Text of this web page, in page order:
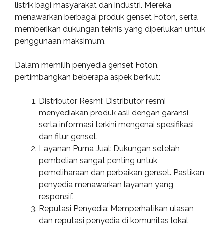
listrik bagi masyarakat dan industri. Mereka
menawarkan berbagai produk genset Foton, serta
memberikan dukungan teknis yang diperlukan untuk
penggunaan maksimum.
Dalam memilih penyedia genset Foton,
pertimbangkan beberapa aspek berikut:
Distributor Resmi: Distributor resmi
menyediakan produk asli dengan garansi,
serta informasi terkini mengenai spesifikasi
dan fitur genset.
Layanan Purna Jual: Dukungan setelah
pembelian sangat penting untuk
pemeliharaan dan perbaikan genset. Pastikan
penyedia menawarkan layanan yang
responsif.
Reputasi Penyedia: Memperhatikan ulasan
dan reputasi penyedia di komunitas lokal